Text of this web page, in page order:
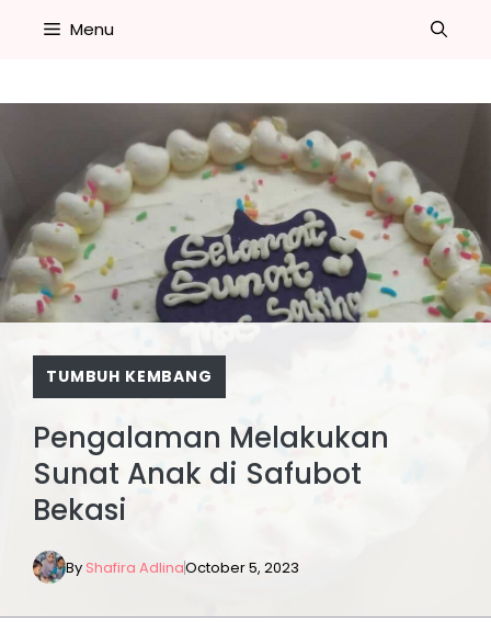
Menu
TUMBUH KEMBANG
Pengalaman Melakukan
Sunat Anak di Safubot
Bekasi
By Shafira AdlinaOctober 5, 2023